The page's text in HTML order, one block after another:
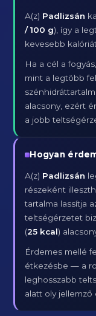
A(z) Padlizsán
/ 100 g), így a
kevesebb
Ha a cél a
mint a legtöbb
alacsony, ezért
a jobb
Hogyan
A(z) Padlizsán
részeként
tartalma lassítja
teltségérzetet
(25 kcal)
Érdemes mellé
étkezésbe — a
leghosszabb
alatt oly